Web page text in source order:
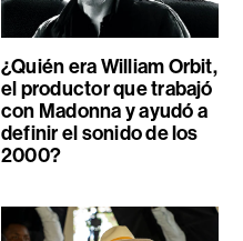
¿Quién era William Orbit,
el productor que trabajó
con Madonna y ayudó a
definir el sonido de los
2000?